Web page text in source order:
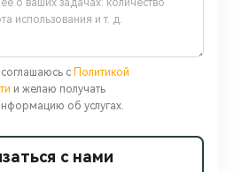
с
Политикой
и желаю получать
об услугах.
с нами